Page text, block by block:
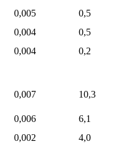
0,005
0,5
0,004
0,5
0,004
0,2
0,007 10,3
0,006
6,1
0,002
4,0